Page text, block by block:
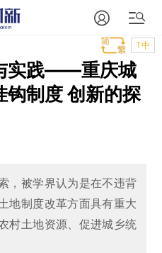
T中
实践——重庆城
钩制度 创新的探
，被学界认为是在不违背
地制度改革方面具有重大
村土地资源、促进城乡统